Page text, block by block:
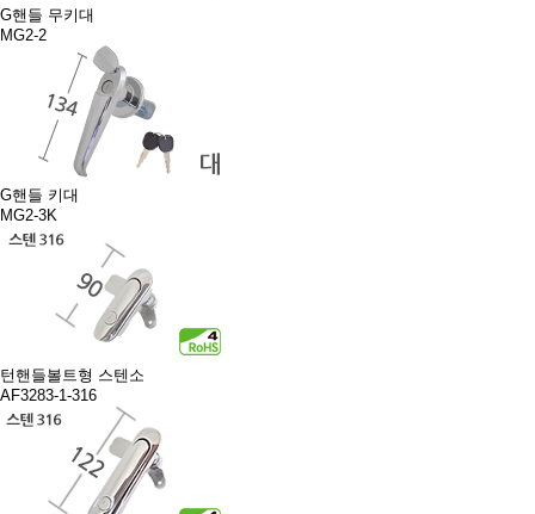
G핸들 무키대
MG2-2
G핸들 키대
MG2-3K
턴핸들볼트형 스텐소
AF3283-1-316